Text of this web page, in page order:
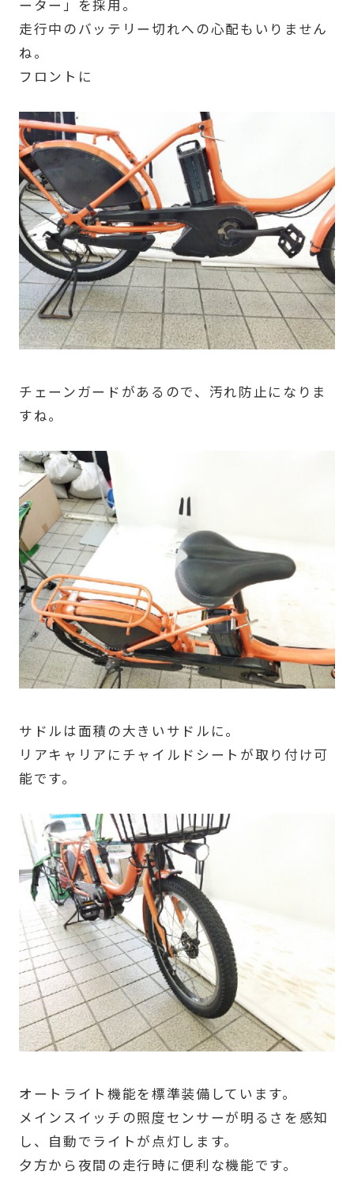
ーター」を採用。
走行中のバッテリー切れへの心配もいりません
ね。
フロントに
チェーンガードがあるので、汚れ防止になりま
すね。
サドルは面積の大きいサドルに。
リアキャリアにチャイルドシートが取り付け可
能です。
オートライト機能を標準装備しています。
メインスイッチの照度センサーが明るさを感知
し、自動でライトが点灯します。
夕方から夜間の走行時に便利な機能です。